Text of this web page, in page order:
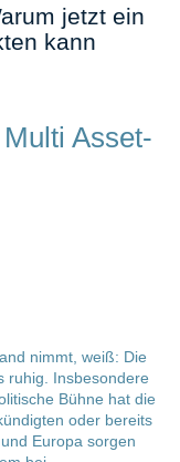
jetzt ein
kann
Asset-
nimmt, weiß: Die
ruhig. Insbesondere
Bühne hat die
oder bereits
Europa sorgen